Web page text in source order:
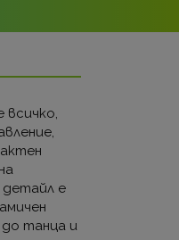
детайл е
танца и